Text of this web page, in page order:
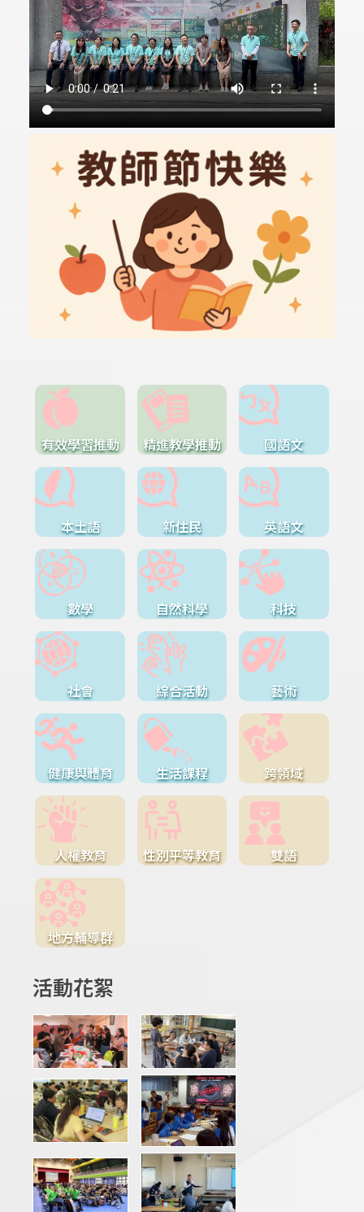
有效學習推動 精進教學推動 國語文
本土語 新住民 英語文
數學 自然科學 科技
社會 綜合活動 藝術
健康與體育 生活課程 跨領域
人權教育 性別平等教育 雙語
地方輔導群
活動花絮